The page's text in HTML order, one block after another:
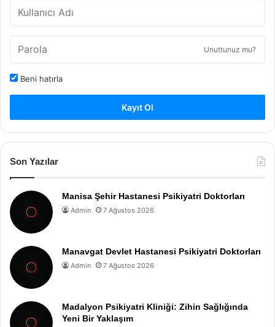
Unuttunuz mu?
Beni hatırla
Kayıt Ol
Son Yazılar
Manisa Şehir Hastanesi Psikiyatri Doktorları
Admin 7 Ağustos 2026
Manavgat Devlet Hastanesi Psikiyatri Doktorları
Admin 7 Ağustos 2026
Madalyon Psikiyatri Kliniği: Zihin Sağlığında
Yeni Bir Yaklaşım